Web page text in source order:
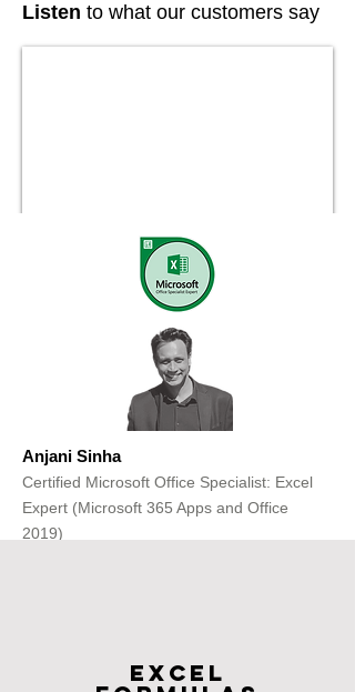
Listen to what our customers say
Anjani Sinha
Certified Microsoft Office Specialist: Excel
Expert (Microsoft 365 Apps and Office
2019)
Excel